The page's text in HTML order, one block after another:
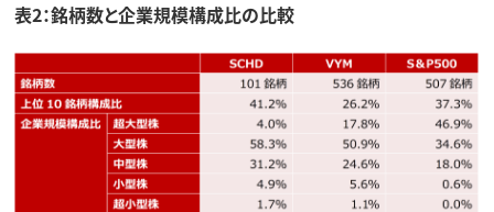
表2：銘柄数と企業規模構成比の比較